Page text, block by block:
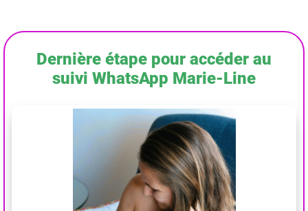
Dernière étape pour accéder au
suivi WhatsApp Marie-Line